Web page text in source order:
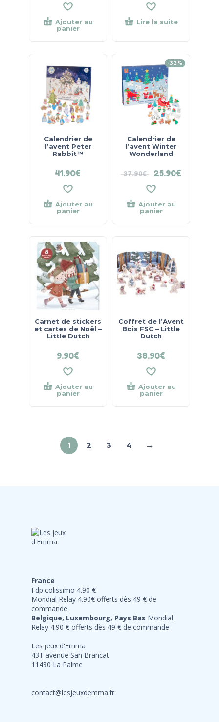
Ajouter au
panier
Lire la suite
Calendrier de
l’avent Peter
Rabbit™
41.90€
Ajouter au
panier
-32%
Calendrier de
l’avent Winter
Wonderland
37.90€ 25.90€
Ajouter au
panier
Carnet de stickers
et cartes de Noël –
Little Dutch
9.90€
Ajouter au
panier
Coffret de l’Avent
Bois FSC – Little
Dutch
38.90€
Ajouter au
panier
1 2 3 4 →
France
Fdp colissimo 4.90 €
Mondial Relay 4.90€ offerts dès 49 € de
commande
Belgique, Luxembourg, Pays Bas Mondial
Relay 4.90 € offerts dès 49 € de commande
Les jeux d'Emma
43T avenue San Brancat
11480 La Palme
contact@lesjeuxdemma.fr